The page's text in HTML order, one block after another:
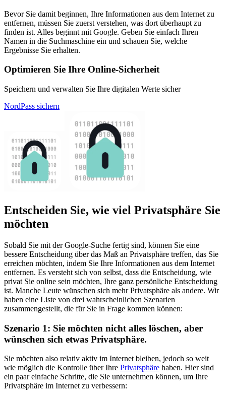
Bevor Sie damit beginnen, Ihre Informationen aus dem Internet zu
entfernen, müssen Sie zuerst verstehen, was dort überhaupt zu
finden ist. Alles beginnt mit Google. Geben Sie einfach Ihren
Namen in die Suchmaschine ein und schauen Sie, welche
Ergebnisse Sie erhalten.
Optimieren Sie Ihre Online-Sicherheit
Speichern und verwalten Sie Ihre digitalen Werte sicher
NordPass sichern
Entscheiden Sie, wie viel Privatsphäre Sie
möchten
Sobald Sie mit der Google-Suche fertig sind, können Sie eine
bessere Entscheidung über das Maß an Privatsphäre treffen, das Sie
erreichen möchten, indem Sie Ihre Informationen aus dem Internet
entfernen. Es versteht sich von selbst, dass die Entscheidung, wie
privat Sie online sein möchten, Ihre ganz persönliche Entscheidung
ist. Manche Leute wünschen sich mehr Privatsphäre als andere. Wir
haben eine Liste von drei wahrscheinlichen Szenarien
zusammengestellt, die für Sie in Frage kommen können:
Szenario 1: Sie möchten nicht alles löschen, aber
wünschen sich etwas Privatsphäre.
Sie möchten also relativ aktiv im Internet bleiben, jedoch so weit
wie möglich die Kontrolle über Ihre Privatsphäre haben. Hier sind
ein paar einfache Schritte, die Sie unternehmen können, um Ihre
Privatsphäre im Internet zu verbessern: